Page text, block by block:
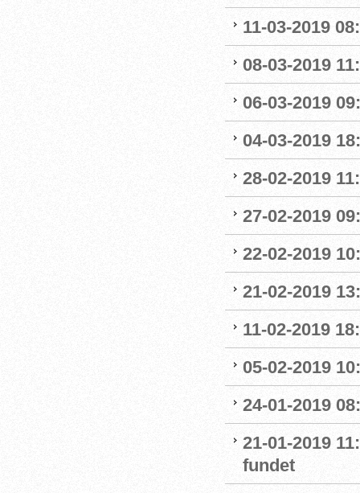
11-03-2019
08-03-2019
06-03-2019
04-03-2019
28-02-2019
27-02-2019
22-02-2019
21-02-2019
11-02-2019
05-02-2019
24-01-2019
21-01-2019
fundet